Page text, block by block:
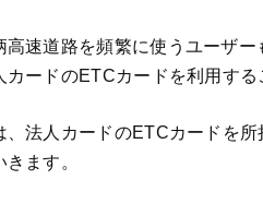
高速道路を頻繁に使うユーザ
カードのETCカードを利用する
、法人カードのETCカードを
ます。